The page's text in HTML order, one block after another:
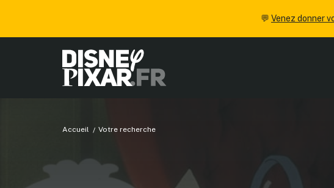
💬 Venez donner
Accueil Votre recherche